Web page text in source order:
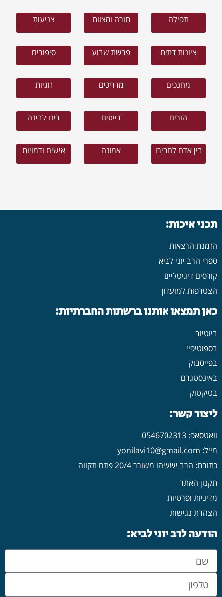
תפילה תורה ומצוות צניעות
ציונות דתית פרשת שבוע סיפורים
מחנכים מדריכים זוגיות
הורים דייטים בינו לבינה
בין אדם לחבירו אמונה אישים ודמויות
תכני איכות:
הזמנת הרצאות
ספרי הרב יוני לביא
קורסים דיגיטליים
הצטרפות למועדון
כאן תמצאו אותנו ברשתות החברתיות:
ביוטיוב
בספוטיפיי
בפייסבוק
באינסטגרם
בטיקטוק
ליצור קשר:
וואטסאפ: 0546702313
מייל: yonilavi10@gmail.com
כתובת: הרב ישעיהו משורר 20/4 פתח תקווה
תקנון האתר
מדיניות ופרטיות
הצהרת נגישות
הודעה לרב יוני לביא: